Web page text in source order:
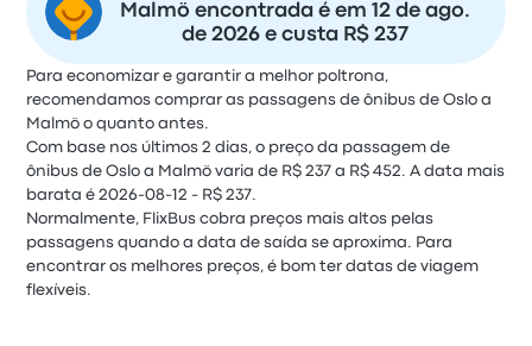
Malmö encontrada é em 12 de ago.
de 2026 e custa R$ 237
Para economizar e garantir a melhor poltrona,
recomendamos comprar as passagens de ônibus de Oslo a
Malmö o quanto antes.
Com base nos últimos 2 dias, o preço da passagem de
ônibus de Oslo a Malmö varia de R$ 237 a R$ 452. A data mais
barata é 2026-08-12 - R$ 237.
Normalmente, FlixBus cobra preços mais altos pelas
passagens quando a data de saída se aproxima. Para
encontrar os melhores preços, é bom ter datas de viagem
flexíveis.